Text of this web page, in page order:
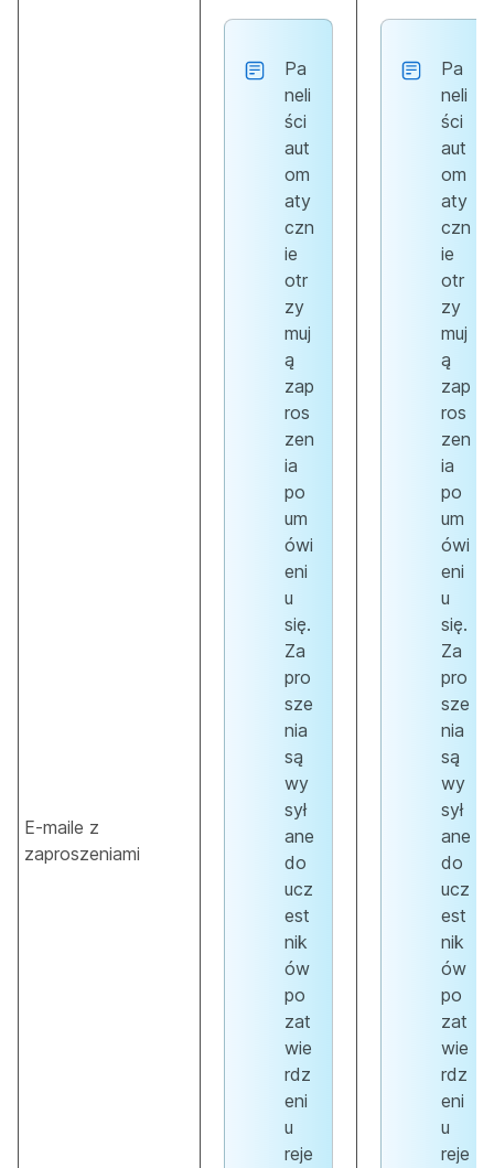
E-maile z
zaproszeniami
Pa
neli
ści
aut
om
aty
czn
ie
otr
zy
muj
ą
zap
ros
zen
ia
po
um
ówi
eni
u
się.
Za
pro
sze
nia
są
wy
sył
ane
do
ucz
est
nik
ów
po
zat
wie
rdz
eni
u
reje
Pa
neli
ści
aut
om
aty
czn
ie
otr
zy
muj
ą
zap
ros
zen
ia
po
um
ówi
eni
u
się.
Za
pro
sze
nia
są
wy
sył
ane
do
ucz
est
nik
ów
po
zat
wie
rdz
eni
u
reje